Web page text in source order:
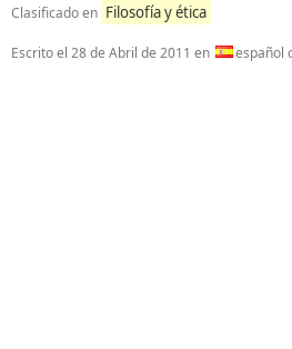
Clasificado en Filosofía y ética
Escrito el 28 de Abril de 2011 en español